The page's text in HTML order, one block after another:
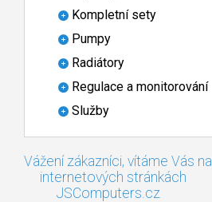
Kompletní sety
Pumpy
Radiátory
Regulace a monitorování
Služby
Vážení zákazníci, vítáme Vás na
internetových stránkách
JSComputers.cz